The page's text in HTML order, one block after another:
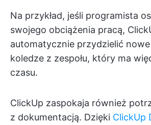
Na przykład, jeśli programista
swojego obciążenia pracą,
automatycznie przydzielić
koledze z zespołu, który ma
czasu.
ClickUp zaspokaja również
z dokumentacją. Dzięki ClickUp